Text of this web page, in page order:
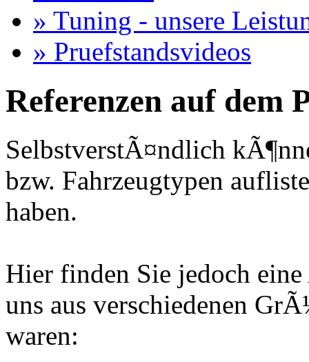
» Tuning - unsere
» Pruefstandsvideos
Referenzen auf dem
SelbstverstÃ¤ndlich
bzw. Fahrzeugtypen
haben.
Hier finden Sie jedoch
uns aus verschiedenen
waren: